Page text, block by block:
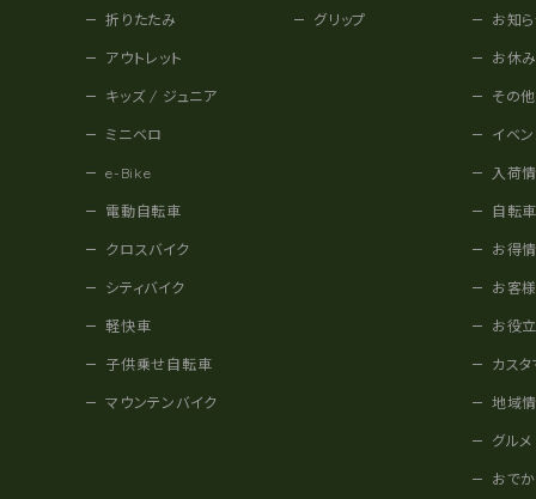
折りたたみ
アウトレット
キッズ / ジュニア
ミニベロ
e-Bike
電動自転車
クロスバイク
シティバイク
軽快車
子供乗せ自転車
マウンテンバイク
グリップ お知
お休
その
イベン
入荷
自転
お得
お客様
お役
カス
地域
グルメ
おで